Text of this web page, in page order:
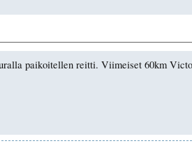
paikoitellen reitti. Viimeiset 60km